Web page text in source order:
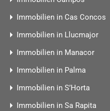
Immobilien in Cas Concos
Immobilien in Llucmajor
Immobilien in Manacor
Immobilien in Palma
Immobilien in S’Horta
Immobilien in Sa Rapita